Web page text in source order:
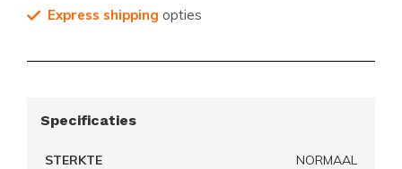
Express shipping opties
Specificaties
STERKTE NORMAAL